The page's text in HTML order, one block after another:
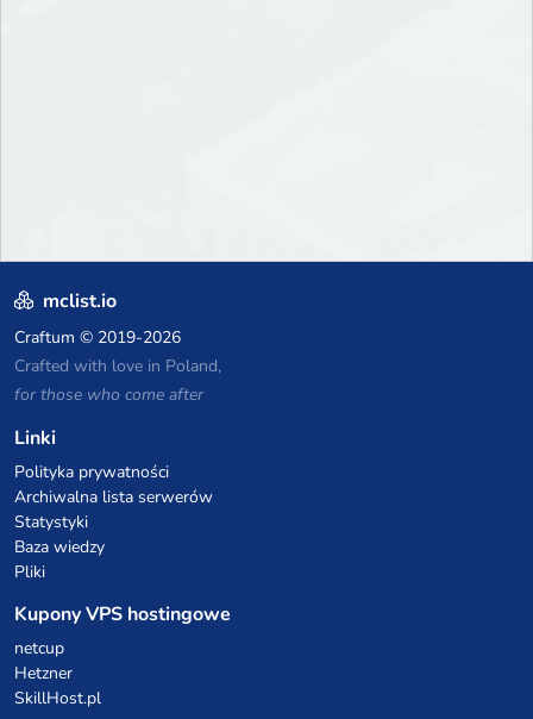
mclist.io
Craftum © 2019-2026
Crafted with love in Poland,
for those who come after
Linki
Polityka prywatności
Archiwalna lista serwerów
Statystyki
Baza wiedzy
Pliki
Kupony VPS hostingowe
netcup
Hetzner
SkillHost.pl